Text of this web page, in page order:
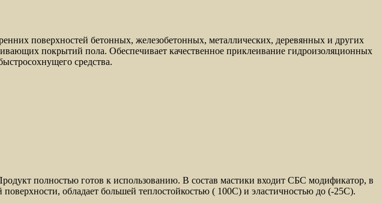
поверхностей бетонных, железобетонных, металлических, деревянных и других
покрытий пола. Обеспечивает качественное приклеивание гидроизоляционных
средства.
полностью готов к использованию. В состав мастики входит СБС модификатор, в
обладает большей теплостойкостью ( 100С) и эластичностью до (-25С).